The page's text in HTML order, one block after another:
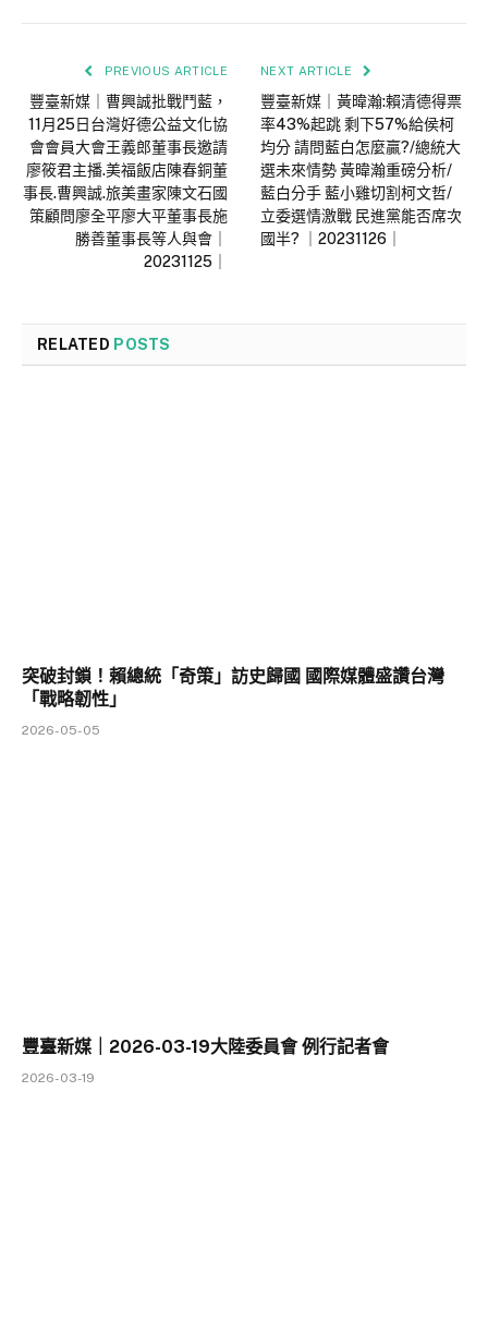
PREVIOUS ARTICLE
豐臺新媒｜曹興誠批戰鬥藍，
11月25日台灣好德公益文化協
會會員大會王義郎董事長邀請
廖筱君主播.美福飯店陳春銅董
事長.曹興誠.旅美畫家陳文石國
策顧問廖全平廖大平董事長施
勝善董事長等人與會｜
20231125｜
NEXT ARTICLE
豐臺新媒｜黃暐瀚:賴清德得票
率43%起跳 剩下57%給侯柯
均分 請問藍白怎麼贏?/總統大
選未來情勢 黃暐瀚重磅分析/
藍白分手 藍小雞切割柯文哲/
立委選情激戰 民進黨能否席次
國半? ｜20231126｜
RELATED POSTS
突破封鎖！賴總統「奇策」訪史歸國 國際媒體盛讚台灣
「戰略韌性」
2026-05-05
豐臺新媒｜2026-03-19大陸委員會 例行記者會
2026-03-19